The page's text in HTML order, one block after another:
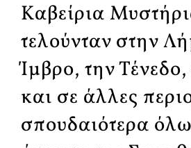
Καβείρια
τελούνταν στην
Ίμβρο, την
και σε άλλες
σπουδαιότερα